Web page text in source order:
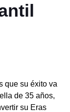
que su éxito va
de 35 años,
su Eras